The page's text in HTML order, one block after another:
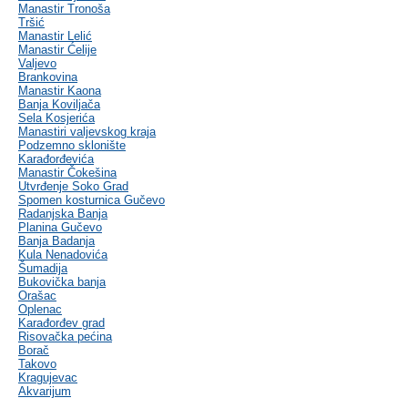
Manastir Tronoša
Tršić
Manastir Lelić
Manastir Ćelije
Valjevo
Brankovina
Manastir Kaona
Banja Koviljača
Sela Kosjerića
Manastiri valjevskog kraja
Podzemno sklonište
Karađorđevića
Manastir Čokešina
Utvrđenje Soko Grad
Spomen kosturnica Gučevo
Radanjska Banja
Planina Gučevo
Banja Badanja
Kula Nenadovića
Šumadija
Bukovička banja
Orašac
Oplenac
Karađorđev grad
Risovačka pećina
Borač
Takovo
Kragujevac
Akvarijum